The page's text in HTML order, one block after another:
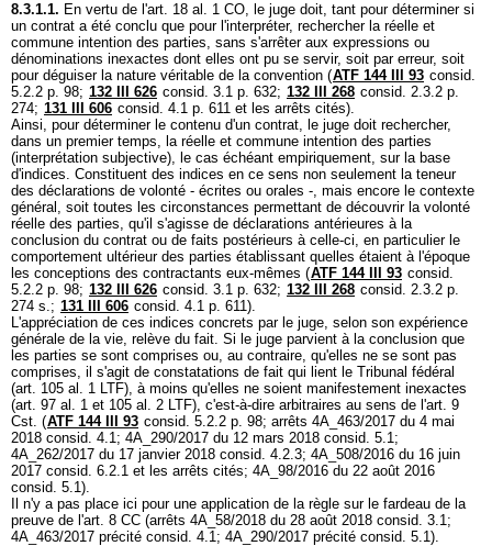
8.3.1.1. En vertu de l'art. 18 al. 1 CO, le juge doit, tant pour déterminer si
un contrat a été conclu que pour l'interpréter, rechercher la réelle et
commune intention des parties, sans s'arrêter aux expressions ou
dénominations inexactes dont elles ont pu se servir, soit par erreur, soit
pour déguiser la nature véritable de la convention (ATF 144 III 93 consid.
5.2.2 p. 98; 132 III 626 consid. 3.1 p. 632; 132 III 268 consid. 2.3.2 p.
274; 131 III 606 consid. 4.1 p. 611 et les arrêts cités).
Ainsi, pour déterminer le contenu d'un contrat, le juge doit rechercher,
dans un premier temps, la réelle et commune intention des parties
(interprétation subjective), le cas échéant empiriquement, sur la base
d'indices. Constituent des indices en ce sens non seulement la teneur
des déclarations de volonté - écrites ou orales -, mais encore le contexte
général, soit toutes les circonstances permettant de découvrir la volonté
réelle des parties, qu'il s'agisse de déclarations antérieures à la
conclusion du contrat ou de faits postérieurs à celle-ci, en particulier le
comportement ultérieur des parties établissant quelles étaient à l'époque
les conceptions des contractants eux-mêmes (ATF 144 III 93 consid.
5.2.2 p. 98; 132 III 626 consid. 3.1 p. 632; 132 III 268 consid. 2.3.2 p.
274 s.; 131 III 606 consid. 4.1 p. 611).
L'appréciation de ces indices concrets par le juge, selon son expérience
générale de la vie, relève du fait. Si le juge parvient à la conclusion que
les parties se sont comprises ou, au contraire, qu'elles ne se sont pas
comprises, il s'agit de constatations de fait qui lient le Tribunal fédéral
(art. 105 al. 1 LTF), à moins qu'elles ne soient manifestement inexactes
(art. 97 al. 1 et 105 al. 2 LTF), c'est-à-dire arbitraires au sens de l'art. 9
Cst. (ATF 144 III 93 consid. 5.2.2 p. 98; arrêts 4A_463/2017 du 4 mai
2018 consid. 4.1; 4A_290/2017 du 12 mars 2018 consid. 5.1;
4A_262/2017 du 17 janvier 2018 consid. 4.2.3; 4A_508/2016 du 16 juin
2017 consid. 6.2.1 et les arrêts cités; 4A_98/2016 du 22 août 2016
consid. 5.1).
Il n'y a pas place ici pour une application de la règle sur le fardeau de la
preuve de l'art. 8 CC (arrêts 4A_58/2018 du 28 août 2018 consid. 3.1;
4A_463/2017 précité consid. 4.1; 4A_290/2017 précité consid. 5.1).